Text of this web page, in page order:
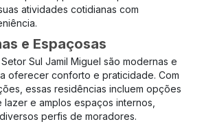
atividades cotidianas com
e Espaçosas
Sul Jamil Miguel são modernas e
oferecer conforto e praticidade. Com
essas residências incluem opções
e amplos espaços internos,
perfis de moradores.